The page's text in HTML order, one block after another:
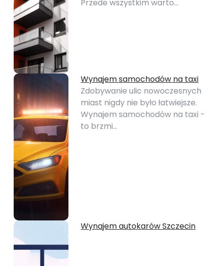
Przede wszystkim warto…
Wynajem samochodów na taxi
Zdobywanie ulic nowoczesnych
miast nigdy nie było łatwiejsze.
Wynajem samochodów na taxi -
to brzmi…
Wynajem autokarów Szczecin